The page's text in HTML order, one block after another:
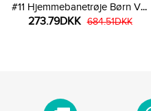
#11 Hjemmebanetrøje Børn VM
2026 Kortærmet (+ Korte
273.79DKK 684.51DKK